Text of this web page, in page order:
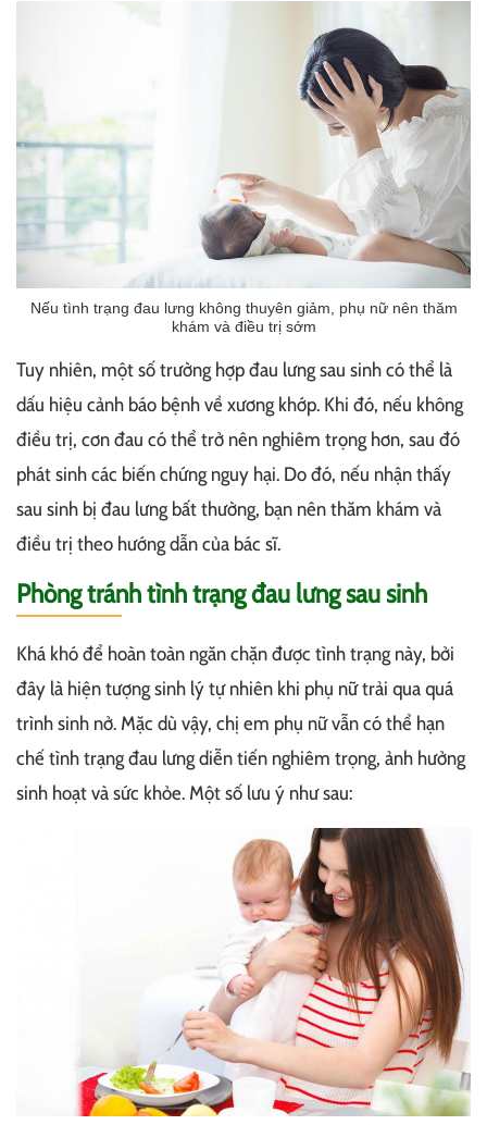
Nếu tình trạng đau lưng không thuyên giảm, phụ nữ nên thăm
khám và điều trị sớm
Tuy nhiên, một số trường hợp đau lưng sau sinh có thể là
dấu hiệu cảnh báo bệnh về xương khớp. Khi đó, nếu không
điều trị, cơn đau có thể trở nên nghiêm trọng hơn, sau đó
phát sinh các biến chứng nguy hại. Do đó, nếu nhận thấy
sau sinh bị đau lưng bất thường, bạn nên thăm khám và
điều trị theo hướng dẫn của bác sĩ.
Phòng tránh tình trạng đau lưng sau sinh
Khá khó để hoàn toàn ngăn chặn được tình trạng này, bởi
đây là hiện tượng sinh lý tự nhiên khi phụ nữ trải qua quá
trình sinh nở. Mặc dù vậy, chị em phụ nữ vẫn có thể hạn
chế tình trạng đau lưng diễn tiến nghiêm trọng, ảnh hưởng
sinh hoạt và sức khỏe. Một số lưu ý như sau: